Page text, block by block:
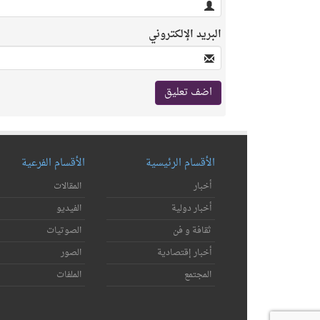
البريد الإلكتروني
الأقسام الرئيسية
أخبار
أخبار دولية
ثقافة و فن
أخبار إقتصادية
المجتمع
الأقسام الفرعية
المقالات
الفيديو
الصوتيات
الصور
الملفات